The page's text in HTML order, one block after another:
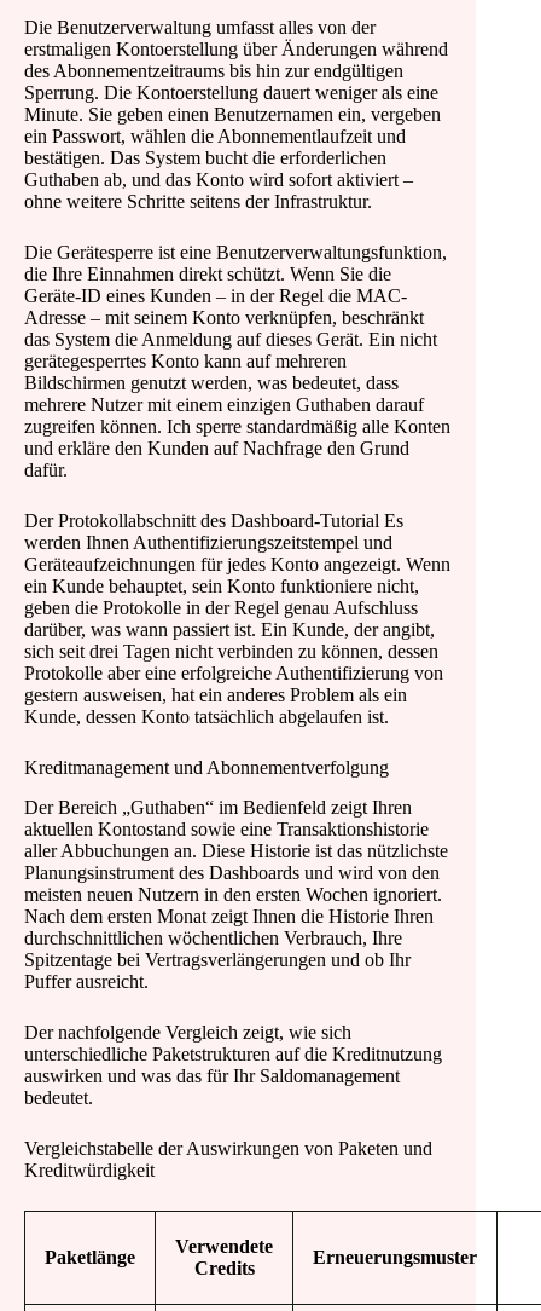
Die Benutzerverwaltung umfasst alles von der
erstmaligen Kontoerstellung über Änderungen während
des Abonnementzeitraums bis hin zur endgültigen
Sperrung. Die Kontoerstellung dauert weniger als eine
Minute. Sie geben einen Benutzernamen ein, vergeben
ein Passwort, wählen die Abonnementlaufzeit und
bestätigen. Das System bucht die erforderlichen
Guthaben ab, und das Konto wird sofort aktiviert –
ohne weitere Schritte seitens der Infrastruktur.
Die Gerätesperre ist eine Benutzerverwaltungsfunktion,
die Ihre Einnahmen direkt schützt. Wenn Sie die
Geräte-ID eines Kunden – in der Regel die MAC-
Adresse – mit seinem Konto verknüpfen, beschränkt
das System die Anmeldung auf dieses Gerät. Ein nicht
gerätegesperrtes Konto kann auf mehreren
Bildschirmen genutzt werden, was bedeutet, dass
mehrere Nutzer mit einem einzigen Guthaben darauf
zugreifen können. Ich sperre standardmäßig alle Konten
und erkläre den Kunden auf Nachfrage den Grund
dafür.
Der Protokollabschnitt des Dashboard-Tutorial Es
werden Ihnen Authentifizierungszeitstempel und
Geräteaufzeichnungen für jedes Konto angezeigt. Wenn
ein Kunde behauptet, sein Konto funktioniere nicht,
geben die Protokolle in der Regel genau Aufschluss
darüber, was wann passiert ist. Ein Kunde, der angibt,
sich seit drei Tagen nicht verbinden zu können, dessen
Protokolle aber eine erfolgreiche Authentifizierung von
gestern ausweisen, hat ein anderes Problem als ein
Kunde, dessen Konto tatsächlich abgelaufen ist.
Kreditmanagement und Abonnementverfolgung
Der Bereich „Guthaben“ im Bedienfeld zeigt Ihren
aktuellen Kontostand sowie eine Transaktionshistorie
aller Abbuchungen an. Diese Historie ist das nützlichste
Planungsinstrument des Dashboards und wird von den
meisten neuen Nutzern in den ersten Wochen ignoriert.
Nach dem ersten Monat zeigt Ihnen die Historie Ihren
durchschnittlichen wöchentlichen Verbrauch, Ihre
Spitzentage bei Vertragsverlängerungen und ob Ihr
Puffer ausreicht.
Der nachfolgende Vergleich zeigt, wie sich
unterschiedliche Paketstrukturen auf die Kreditnutzung
auswirken und was das für Ihr Saldomanagement
bedeutet.
Vergleichstabelle der Auswirkungen von Paketen und
Kreditwürdigkeit
Paketlänge
Verwendete
Credits
Erneuerungsmuster